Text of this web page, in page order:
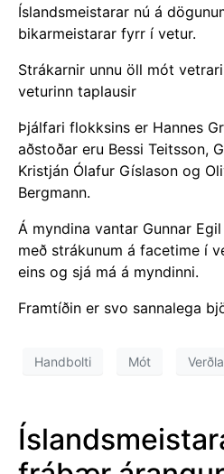
Íslandsmeistarar nú á
bikarmeistarar fyrr í vetur.
Strákarnir unnu öll mót
veturinn taplausir
Þjálfari flokksins er Hannes
aðstoðar eru Bessi Teitsson,
Kristján Ólafur Gíslason og
Bergmann.
Á myndina vantar Gunnar
með strákunum á facetime í
eins og sjá má á myndinni.
Framtíðin er svo sannalega
Handbolti Mót